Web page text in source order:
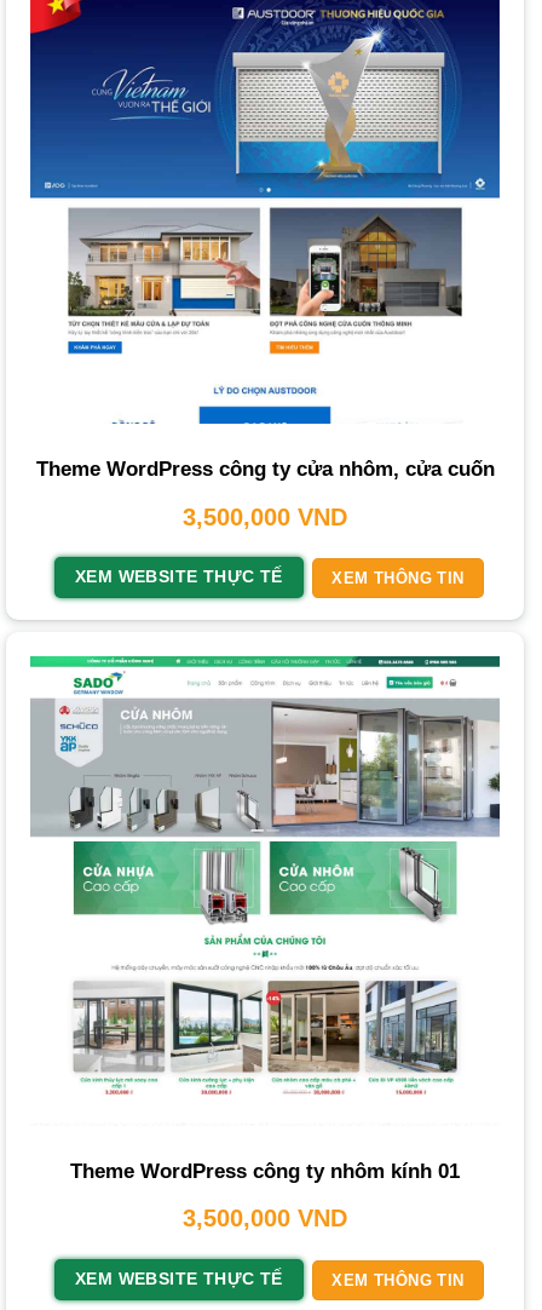
Dịch vụ thiết kế website nhôm kínhchuyên nghiệp là
giải pháp then chốt giúp các doanh nghiệp tiếp cận khách
hàng, xây dựng thương hiệu và gia tăng doanh số.
THIETKEWEBCHUYENNGHIEP.ORG nhận thấy việc sở
hữu một trang web chuẩn SEO, thân thiện di động và tích
hợp đầy đủ tính năng hiện đại đã trở thành một nhu cầu
cấp thiết, giúp bạn nổi bật trong môi trường cạnh tranh.
Tại Sao Bạn Cần Thiết Kế Website Nhôm
Kính?
Việc đầu tư vào một trang web cho ngành nhôm kính mang
lại nhiều lợi ích vượt trội, giúp doanh nghiệp phát triển bền
Xây Dựng Thương Hiệu và Mở Rộng Khách Hàng
thương hiệu trực tuyến. Nó cho phép bạnshowhàng trăm,
trực quan nhất mà không tốn chi phí thuê mặt bằng. Với
lượng người truy cập internet khổng lồ, đây là hướng đi
đúng đắn vào thị trường online rộng lớn.
Tăng Doanh Thu và Cải Thiện Dịch Vụ Khách Hàng
Website nhôm kính chuyên nghiệp giúp tiếp cận nhiều
khách hàng tiềm năng hơn. Bạn có thể giới thiệu chi tiết
sản phẩm và tích hợp chức năng bán hàng online, giúp
khách hàng dễ dàng đặt hàng. Điều này không chỉ tăng
doanh thu mà còn cải thiện dịch vụ khách hàng thông qua
việc cung cấp thông tin nhanh chóng và hỗ trợ 24/7.
Tiết Kiệm Chi Phí và Nâng Cao Cạnh Tranh
website chuyên nghiệpchuẩn SEO và hiện đại sẽ nâng
cao khả năng cạnh tranh của doanh nghiệp, giúp bạn nổi
chống lại các hacker và đối thủ, đảm bảo an toàn dữ liệu.
Theme WordPress công ty cửa nhôm, cửa cuốn
3,500,000 VND
XEM WEBSITE THỰC TẾ XEM THÔNG TIN
Theme WordPress công ty nhôm kính 01
3,500,000 VND
XEM WEBSITE THỰC TẾ XEM THÔNG TIN